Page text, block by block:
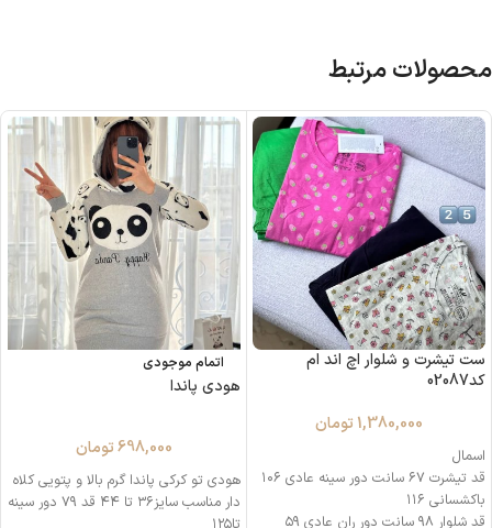
محصولات مرتبط
ست تیشرت و شلوار اچ اند ام
کد02087
1,380,000 تومان
اسمال
قد تيشرت ۶۷ سانت دور سينه عادى ۱۰۶
باكشسانى ۱۱۶
قد شلوار ٩٨ سانت دور ران عادى ۵۹
اتمام موجودی
هودی پاندا
698,000تومان
هودی تو کرکی پاندا گرم بالا و پتویی کلاه
دار مناسب سایز۳۶ تا ۴۴ قد ۷۹ دور سینه